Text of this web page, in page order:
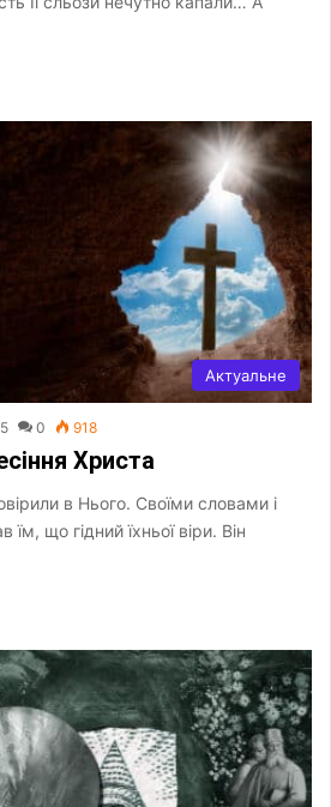
Актуальне
0 918
Христа
в Нього. Своїми словами і
що гідний їхньої віри. Він